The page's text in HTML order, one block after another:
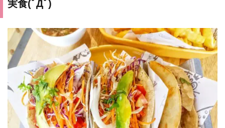
実食(ﾟДﾟ)